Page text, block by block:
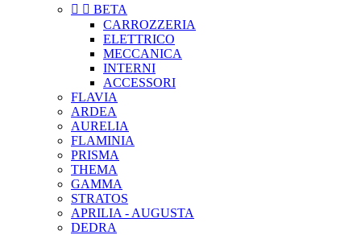
  BETA
CARROZZERIA
ELETTRICO
MECCANICA
INTERNI
ACCESSORI
FLAVIA
ARDEA
AURELIA
FLAMINIA
PRISMA
THEMA
GAMMA
STRATOS
APRILIA - AUGUSTA
DEDRA